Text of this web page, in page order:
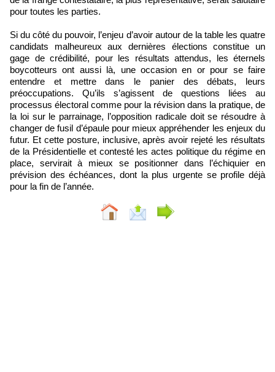
pour toutes les parties.
Si du côté du pouvoir, l’enjeu d’avoir autour de la table les quatre
candidats malheureux aux dernières élections constitue un
gage de crédibilité, pour les résultats attendus, les éternels
boycotteurs ont aussi là, une occasion en or pour se faire
entendre et mettre dans le panier des débats, leurs
préoccupations. Qu’ils s’agissent de questions liées au
processus électoral comme pour la révision dans la pratique, de
la loi sur le parrainage, l’opposition radicale doit se résoudre à
changer de fusil d’épaule pour mieux appréhender les enjeux du
futur. Et cette posture, inclusive, après avoir rejeté les résultats
de la Présidentielle et contesté les actes politique du régime en
place, servirait à mieux se positionner dans l’échiquier en
prévision des échéances, dont la plus urgente se profile déjà
pour la fin de l’année.